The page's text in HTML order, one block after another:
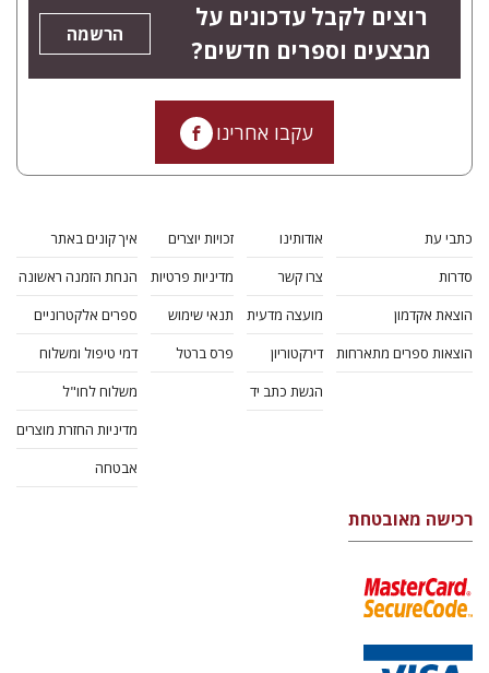
רוצים לקבל עדכונים על
מבצעים וספרים חדשים?
הרשמה
עקבו אחרינו
כתבי עת
סדרות
הוצאת אקדמון
הוצאות ספרים מתארחות
אודותינו
צרו קשר
מועצה מדעית
דירקטוריון
הגשת כתב יד
זכויות יוצרים
מדיניות פרטיות
תנאי שימוש
פרס ברטל
איך קונים באתר
הנחת הזמנה ראשונה
ספרים אלקטרוניים
דמי טיפול ומשלוח
משלוח לחו"ל
מדיניות החזרת מוצרים
אבטחה
רכישה מאובטחת